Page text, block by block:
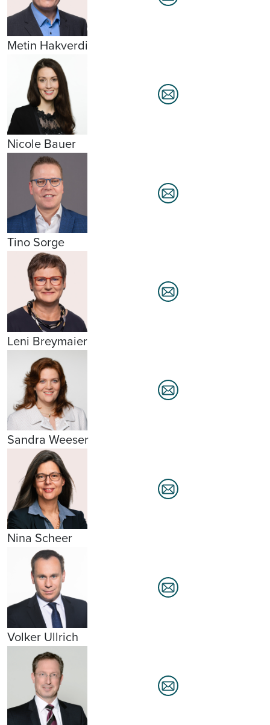
Metin Hakverdi
Nicole Bauer
Tino Sorge
Leni Breymaier
Sandra Weeser
Nina Scheer
Volker Ullrich